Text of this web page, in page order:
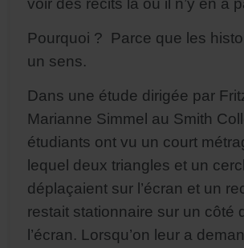
voir des récits là où il n’y en a
Pourquoi ? Parce que les
un sens.
Dans une étude dirigée par
Marianne Simmel au Smith
étudiants ont vu un court
lequel deux triangles et un
déplaçaient sur l’écran et un
restait stationnaire sur un côté
l’écran. Lorsqu’on leur a